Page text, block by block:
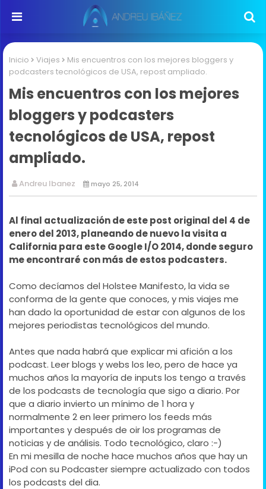
Inicio Viajes
Mis encuentros con los mejores bloggers y
podcasters tecnológicos de USA, repost ampliado.
Mis encuentros con los mejores
bloggers y podcasters
tecnológicos de USA, repost
ampliado.
Andreu Ibanez mayo 25, 2014
Al final actualización de este post original del 4 de
enero del 2013, planeando de nuevo la visita a
California para este Google I/O 2014, donde seguro
me encontraré con más de estos podcasters.
Como decíamos del Holstee Manifesto, la vida se
conforma de la gente que conoces, y mis viajes me
han dado la oportunidad de estar con algunos de los
mejores periodistas tecnológicos del mundo.
Antes que nada habrá que explicar mi afición a los
podcast. Leer blogs y webs los leo, pero de hace ya
muchos años la mayoría de inputs los tengo a través
de los podcasts de tecnología que sigo a diario. Por
que a diario invierto un mínimo de 1 hora y
normalmente 2 en leer primero los feeds más
importantes y después de oir los programas de
noticias y de análisis. Todo tecnológico, claro :-)
En mi mesilla de noche hace muchos años que hay un
iPod con su Podcaster siempre actualizado con todos
los podcasts del dia.